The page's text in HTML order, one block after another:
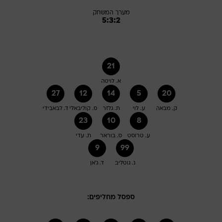
מערך המשחק
5:3:2
21
א. לויטה
27
ד. לבאבידי
12
ס. קוליבאלי
14
ת. גלזר
5
ע. לוי
20
ק. מבאה
23
ת. עדי
10
ס. בוראר
8
ע. טרוסט
9
ד. ג'אן
99
נ. גוטליב
ספסל מחליפים: